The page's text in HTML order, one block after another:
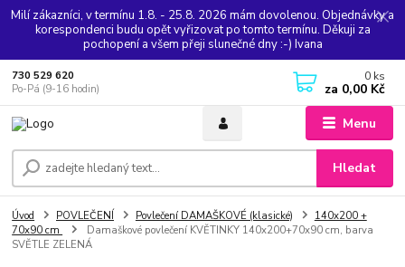
Milí zákazníci, v termínu 1.8. - 25.8. 2026 mám dovolenou. Objednávky a
korespondenci budu opět vyřizovat po tomto termínu. Děkuji za
pochopení a všem přeji slunečné dny :-) Ivana
Menu
Hledat
730 529 620
Po-Pá (9-16 hodin)
0 ks
za 0,00 Kč
Úvod POVLEČENÍ Povlečení DAMAŠKOVÉ (klasické)
140x200 +
70x90 cm
Damaškové povlečení KVĚTINKY 140x200+70x90 cm, barva
SVĚTLE ZELENÁ